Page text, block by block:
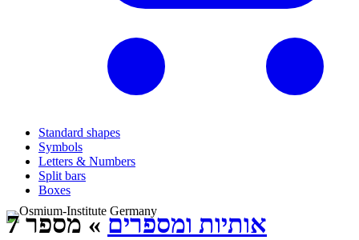
Standard shapes
Symbols
Letters & Numbers
Split bars
Boxes
אותיות ומספרים» מספר 7